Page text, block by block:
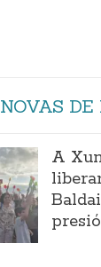
NOVAS DE
A